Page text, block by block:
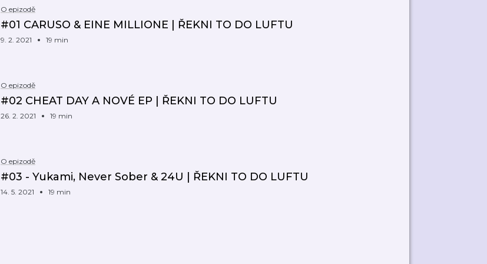
O epizodě
#01 CARUSO & EINE MILLIONE | ŘEKNI TO DO LUFTU
9. 2. 2021 19 min
O epizodě
#02 CHEAT DAY A NOVÉ EP | ŘEKNI TO DO LUFTU
26. 2. 2021 19 min
O epizodě
#03 - Yukami, Never Sober & 24U | ŘEKNI TO DO LUFTU
14. 5. 2021 19 min